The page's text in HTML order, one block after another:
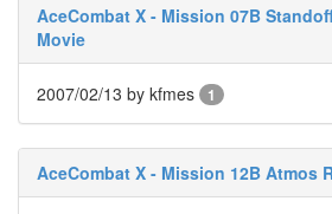
AceCombat X - Mission 07B
Movie
2007/02/13 by kfmes 1
AceCombat X - Mission 12B Atmos
ACECOMBAT
ghackfair
델